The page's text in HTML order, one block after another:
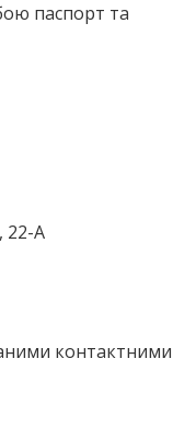
паспорт та
22-А
контактними